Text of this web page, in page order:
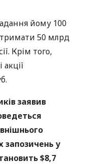
йому 100
50 млрд
Крім того,
заявив
запозичень у
$8,7